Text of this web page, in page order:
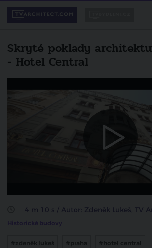
Skryté poklady
- Hotel Central
Líbí se vám pořad?
Nejvyšší
4 m 10 s / Autor: Zdeněk Lukeš, TV
Historické budovy
#zdeněk lukeš #praha #hotel central